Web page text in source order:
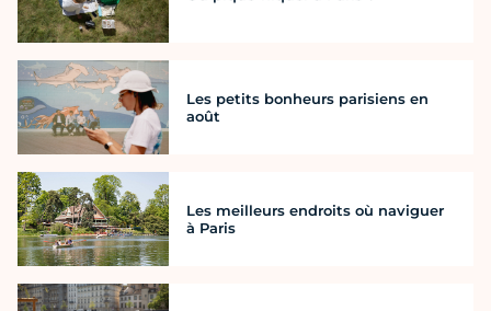
Les petits bonheurs parisiens en
août
Les meilleurs endroits où naviguer
à Paris